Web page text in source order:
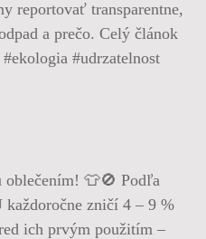
👕🚫 Podľa
každoročne zničí 4 – 9 %
ich prvým použitím –